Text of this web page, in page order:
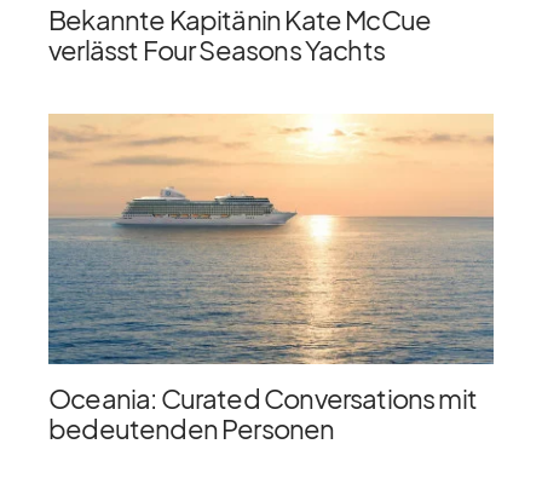
Bekannte Kapitänin Kate McCue
verlässt Four Seasons Yachts
Oceania: Curated Conversations mit
bedeutenden Personen